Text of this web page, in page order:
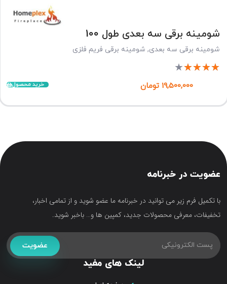
شومینه برقی سه بعدی طول 100
شومینه برقی سه بعدی, شومینه برقی فریم فلزی
★
★
★
★
★
19,500,000 تومان خرید محصول
عضویت در خبرنامه
با تکمیل فرم زیر می توانید در خبرنامه ما عضو شوید و از تمامی اخبار،
تخفیفات، معرفی محصولات جدید، کمپین ها و… باخبر شوید.
عضویت
لینک های مفید